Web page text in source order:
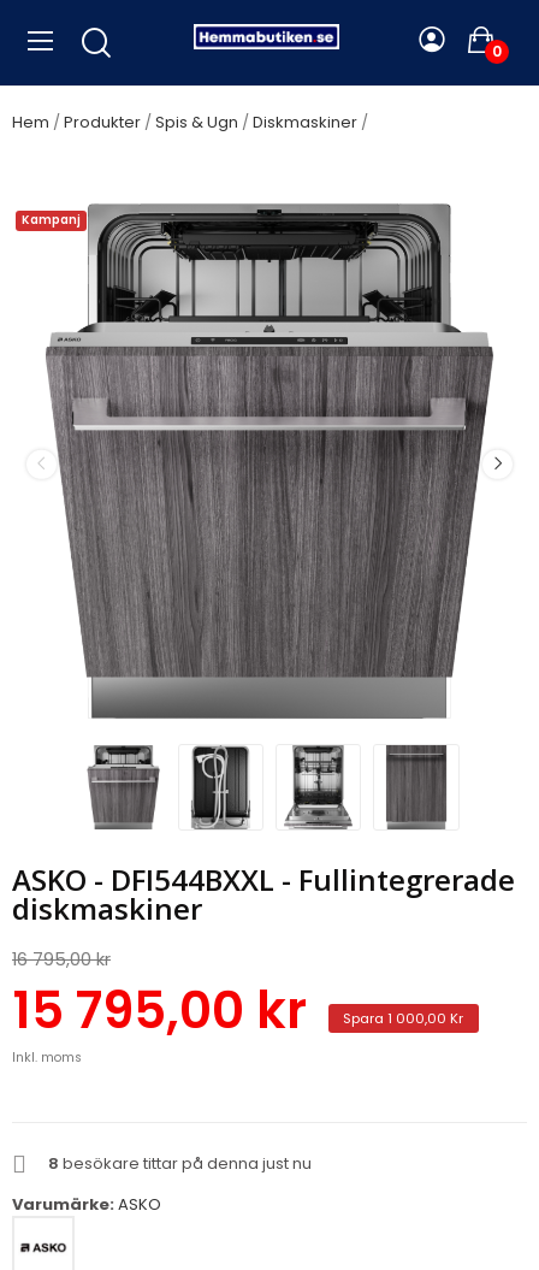
0
Hem Produkter Spis & Ugn Diskmaskiner
Kampanj
ASKO - DFI544BXXL - Fullintegrerade
diskmaskiner
16 795,00 kr
15 795,00 kr Spara 1 000,00 Kr
Inkl. moms
8 besökare tittar på denna just nu
Varumärke: ASKO